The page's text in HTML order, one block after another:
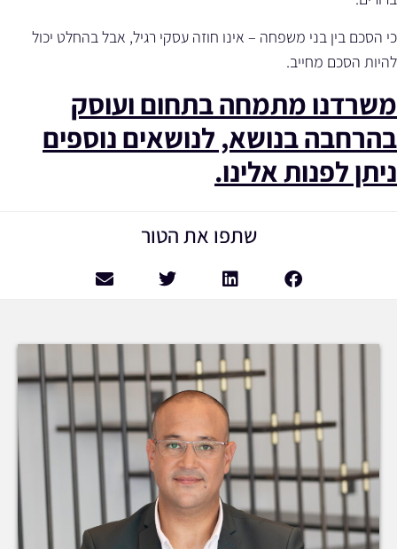
כי הסכם בין בני משפחה – אינו חוזה עסקי רגיל, אבל בהחלט יכול
להיות הסכם מחייב.
משרדנו מתמחה בתחום ועוסק
בהרחבה בנושא, לנושאים נוספים
ניתן לפנות אלינו.
שתפו את הטור